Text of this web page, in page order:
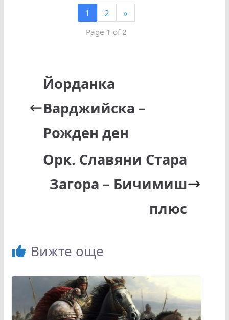
1 2 »
Page 1 of 2
Йорданка
Варджийска –
Рожден ден
Орк. Славяни Стара
Загора – Бичимиш
плюс
Вижте още